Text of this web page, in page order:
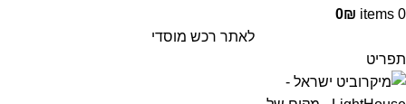
0
items
0₪
לאתר רכש מוסדי
תפריט